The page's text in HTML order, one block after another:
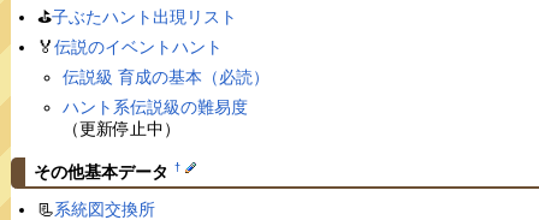
⛳️子ぶたハント出現リスト
🏅伝説のイベントハント
伝説級 育成の基本（必読）
ハント系伝説級の難易度
（更新停止中）
その他基本データ †
📃系統図交換所